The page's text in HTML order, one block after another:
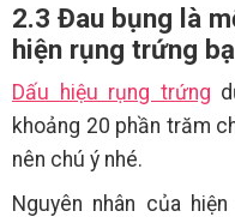
2.3 Đau bụng là
hiện rụng trứng
Dấu hiệu rụng trứng
khoảng 20 phần trăm
nên chú ý nhé.
Nguyên nhân của